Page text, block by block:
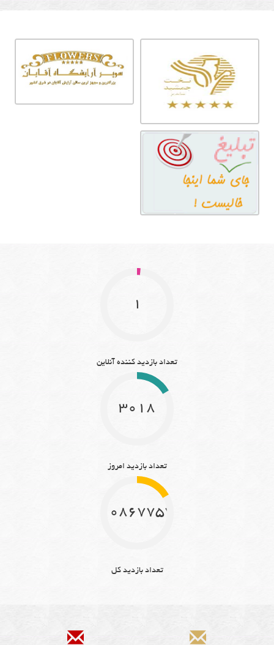
1
تعداد بازدید کننده آنلاین
3018
تعداد بازدید امروز
10867757
تعداد بازدید کل